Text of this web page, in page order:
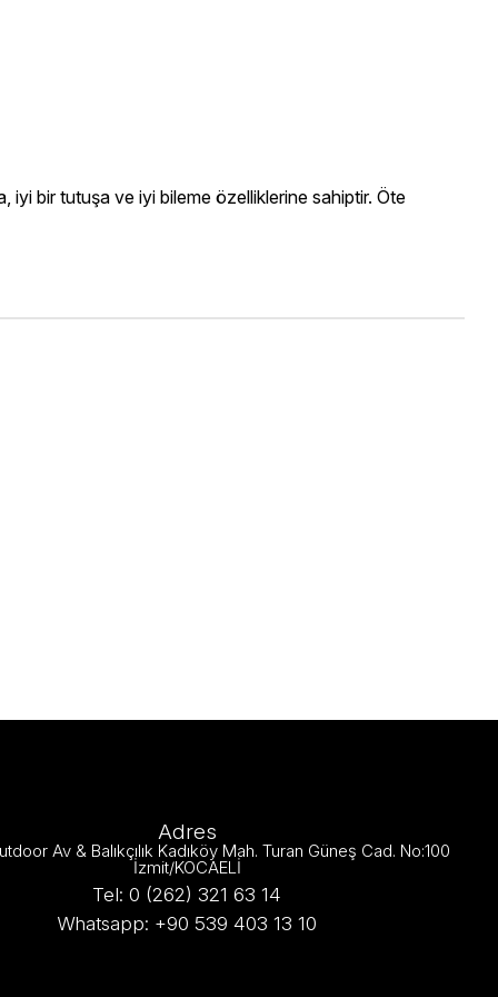
iyi bir tutuşa ve iyi bileme özelliklerine sahiptir. Öte
Adres
Av & Balıkçılık Kadıköy Mah. Turan Güneş Cad. No:100
İzmit/KOCAELİ
Tel: 0 (262) 321 63 14
Whatsapp: +90 539 403 13 10